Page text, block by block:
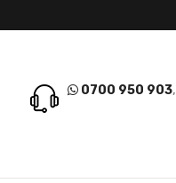
0700 950 903,